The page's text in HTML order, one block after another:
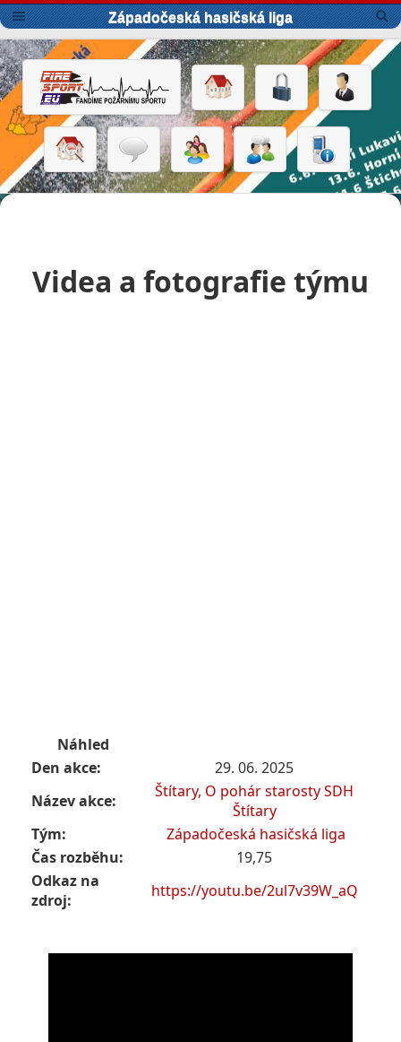
Západočeská hasičská liga
Videa a fotografie týmu
Náhled
Den akce:
29. 06. 2025
Název akce:
Štítary, O pohár starosty SDH
Štítary
Tým:
Západočeská hasičská liga
Čas rozběhu:
19,75
Odkaz na
zdroj:
https://youtu.be/2ul7v39W_aQ